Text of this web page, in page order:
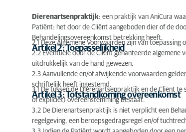
Dierenartsenpraktijk: een praktijk van AniCura
Patiënt: het door de Cliënt aangeboden dier of de
Behandelingsovereenkomst betrekking heeft.
Artikel 2: Toepasselijkheid
2.1 Deze Algemene Voorwaarden zijn van
2.2 Eventuele door de Cliënt gehanteerde
uitdrukkelijk van de hand gewezen.
2.3 Aanvullende en/of afwijkende voorwaarden
schriftelijk heeft ingestemd.
Artikel 3: Totstandkoming overeenkomst
3.1 De tussen de Dierenartsenpraktijk en de Cliënt
of expliciet) overeenstemming bestaat.
3.2 De Dierenartsenpraktijk is niet verplicht een
regelgeving, een beroepsgedragsregel en/of